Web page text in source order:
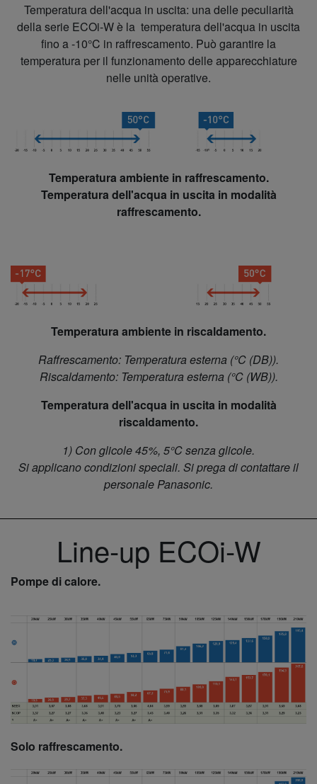
Temperatura dell'acqua in uscita: una delle peculiarità
della serie ECOi-W è la temperatura dell'acqua in uscita
fino a -10°C in raffrescamento. Può garantire la
temperatura per il funzionamento delle apparecchiature
nelle unità operative.
Temperatura ambiente in raffrescamento.
Temperatura dell'acqua in uscita in modalità
raffrescamento.
Temperatura ambiente in riscaldamento.
Raffrescamento: Temperatura esterna (°C (DB)).
Riscaldamento: Temperatura esterna (°C (WB)).
Temperatura dell'acqua in uscita in modalità
riscaldamento.
1) Con glicole 45%, 5°C senza glicole.
Si applicano condizioni speciali. Si prega di contattare il
personale Panasonic.
Line-up ECOi-W
Pompe di calore.
Solo raffrescamento.